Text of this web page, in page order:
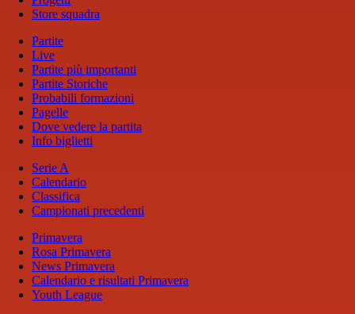
Store squadra
Partite
Live
Partite più importanti
Partite Storiche
Probabili formazioni
Pagelle
Dove vedere la partita
Info biglietti
Serie A
Calendario
Classifica
Campionati precedenti
Primavera
Rosa Primavera
News Primavera
Calendario e risultati Primavera
Youth League